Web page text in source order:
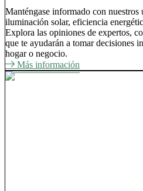
Manténgase informado con nuestros
iluminación solar, eficiencia
Explora las opiniones de expertos,
que te ayudarán a tomar decisiones
hogar o negocio.
Más información